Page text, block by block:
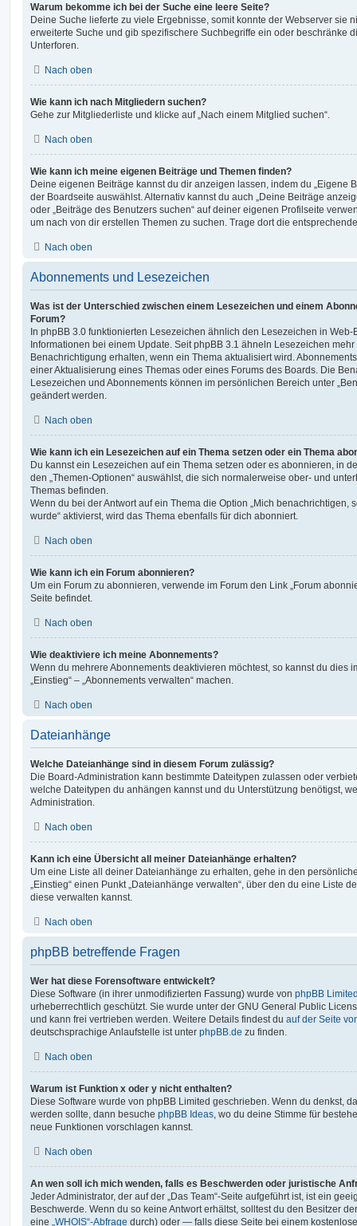
Warum bekomme ich bei der Suche eine leere Seite?
Deine Suche lieferte zu viele Ergebnisse, somit konnte der Webserver sie
erweiterte Suche und gib spezifischere Suchbegriffe ein oder beschränke
Unterforen.
Nach oben
Wie kann ich nach Mitgliedern suchen?
Gehe zur Mitgliederliste und klicke auf „Nach einem Mitglied suchen“.
Nach oben
Wie kann ich meine eigenen Beiträge und Themen finden?
Deine eigenen Beiträge kannst du dir anzeigen lassen, indem du „Eigene
der Boardseite auswählst. Alternativ kannst du auch „Deine Beiträge
oder „Beiträge des Benutzers suchen“ auf deiner eigenen Profilseite
um nach von dir erstellen Themen zu suchen. Trage dort die
Nach oben
Abonnements und Lesezeichen
Was ist der Unterschied zwischen einem Lesezeichen und einem
Forum?
In phpBB 3.0 funktionierten Lesezeichen ähnlich den Lesezeichen in
Informationen bei einem Update. Seit phpBB 3.1 ähneln Lesezeichen
Benachrichtigung erhalten, wenn ein Thema aktualisiert wird.
einer Aktualisierung eines Themas oder eines Forums des Boards. Die
Lesezeichen und Abonnements können im persönlichen Bereich unter
geändert werden.
Nach oben
Wie kann ich ein Lesezeichen auf ein Thema setzen oder ein Thema
Du kannst ein Lesezeichen auf ein Thema setzen oder es abonnieren, in
den „Themen-Optionen“ auswählst, die sich normalerweise ober- und
Themas befinden.
Wenn du bei der Antwort auf ein Thema die Option „Mich benachrichtigen,
wurde“ aktivierst, wird das Thema ebenfalls für dich abonniert.
Nach oben
Wie kann ich ein Forum abonnieren?
Um ein Forum zu abonnieren, verwende im Forum den Link „Forum
Seite befindet.
Nach oben
Wie deaktiviere ich meine Abonnements?
Wenn du mehrere Abonnements deaktivieren möchtest, so kannst du dies
„Einstieg“ – „Abonnements verwalten“ machen.
Nach oben
Dateianhänge
Welche Dateianhänge sind in diesem Forum zulässig?
Die Board-Administration kann bestimmte Dateitypen zulassen oder
welche Dateitypen du anhängen kannst und du Unterstützung benötigst,
Administration.
Nach oben
Kann ich eine Übersicht all meiner Dateianhänge erhalten?
Um eine Liste all deiner Dateianhänge zu erhalten, gehe in den
„Einstieg“ einen Punkt „Dateianhänge verwalten“, über den du eine Liste
diese verwalten kannst.
Nach oben
phpBB betreffende Fragen
Wer hat diese Forensoftware entwickelt?
Diese Software (in ihrer unmodifizierten Fassung) wurde von phpBB
urheberrechtlich geschützt. Sie wurde unter der GNU General Public
und kann frei vertrieben werden. Weitere Details findest du auf der Seite
deutschsprachige Anlaufstelle ist unter phpBB.de zu finden.
Nach oben
Warum ist Funktion x oder y nicht enthalten?
Diese Software wurde von phpBB Limited geschrieben. Wenn du denkst,
werden sollte, dann besuche phpBB Ideas , wo du deine Stimme für
neue Funktionen vorschlagen kannst.
Nach oben
An wen soll ich mich wenden, falls es Beschwerden oder juristische
Jeder Administrator, der auf der „Das Team“-Seite aufgeführt ist, ist ein
Beschwerde. Wenn du so keine Antwort erhältst, solltest du den Besitzer
eine „WHOIS“-Abfrage durch) oder — falls diese Seite bei einem